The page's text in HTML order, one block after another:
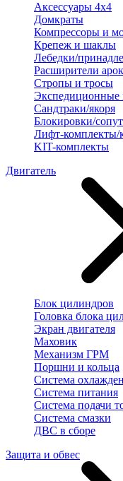
Аксессуары 4х4
Домкраты
Компрессоры и
Крепеж и шаклы
Лебедки/
Расширители арок
Стропы и тросы
Экспедиционные
Сандтраки/якоря
Блокировки/
Лифт-
KIT-комплекты
Двигатель
Блок цилиндров
Головка блока
Экран двигателя
Маховик
Механизм ГРМ
Поршни и кольца
Система
Система питания
Система подачи
Система смазки
ДВС в сборе
Защита и обвес